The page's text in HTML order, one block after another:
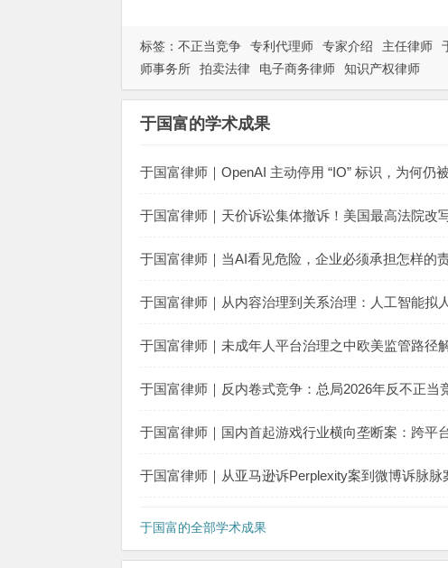
标签：不正当竞争 专利代理师 专家介绍 主任律师
师事务所
拍卖法律 电子商务律师 知识产权律师
于国富的学术成果
于国富律师｜OpenAI 主动停用 “IO” 标识，为何仍
于国富律师｜天价诉讼集体撤诉！美国最高法院改
于国富律师｜当AI看见危险，企业必须承担怎样的
于国富律师｜从内容治理到关系治理：人工智能拟
于国富律师｜未成年人平台治理之中欧美监管路径
于国富律师｜反内卷式竞争：总局2026年反不正当
于国富律师｜国内首起游戏行业横向垄断案：跨平
于国富律师｜从亚马逊诉Perplexity案到微博诉脉
于国富的全部学术成果